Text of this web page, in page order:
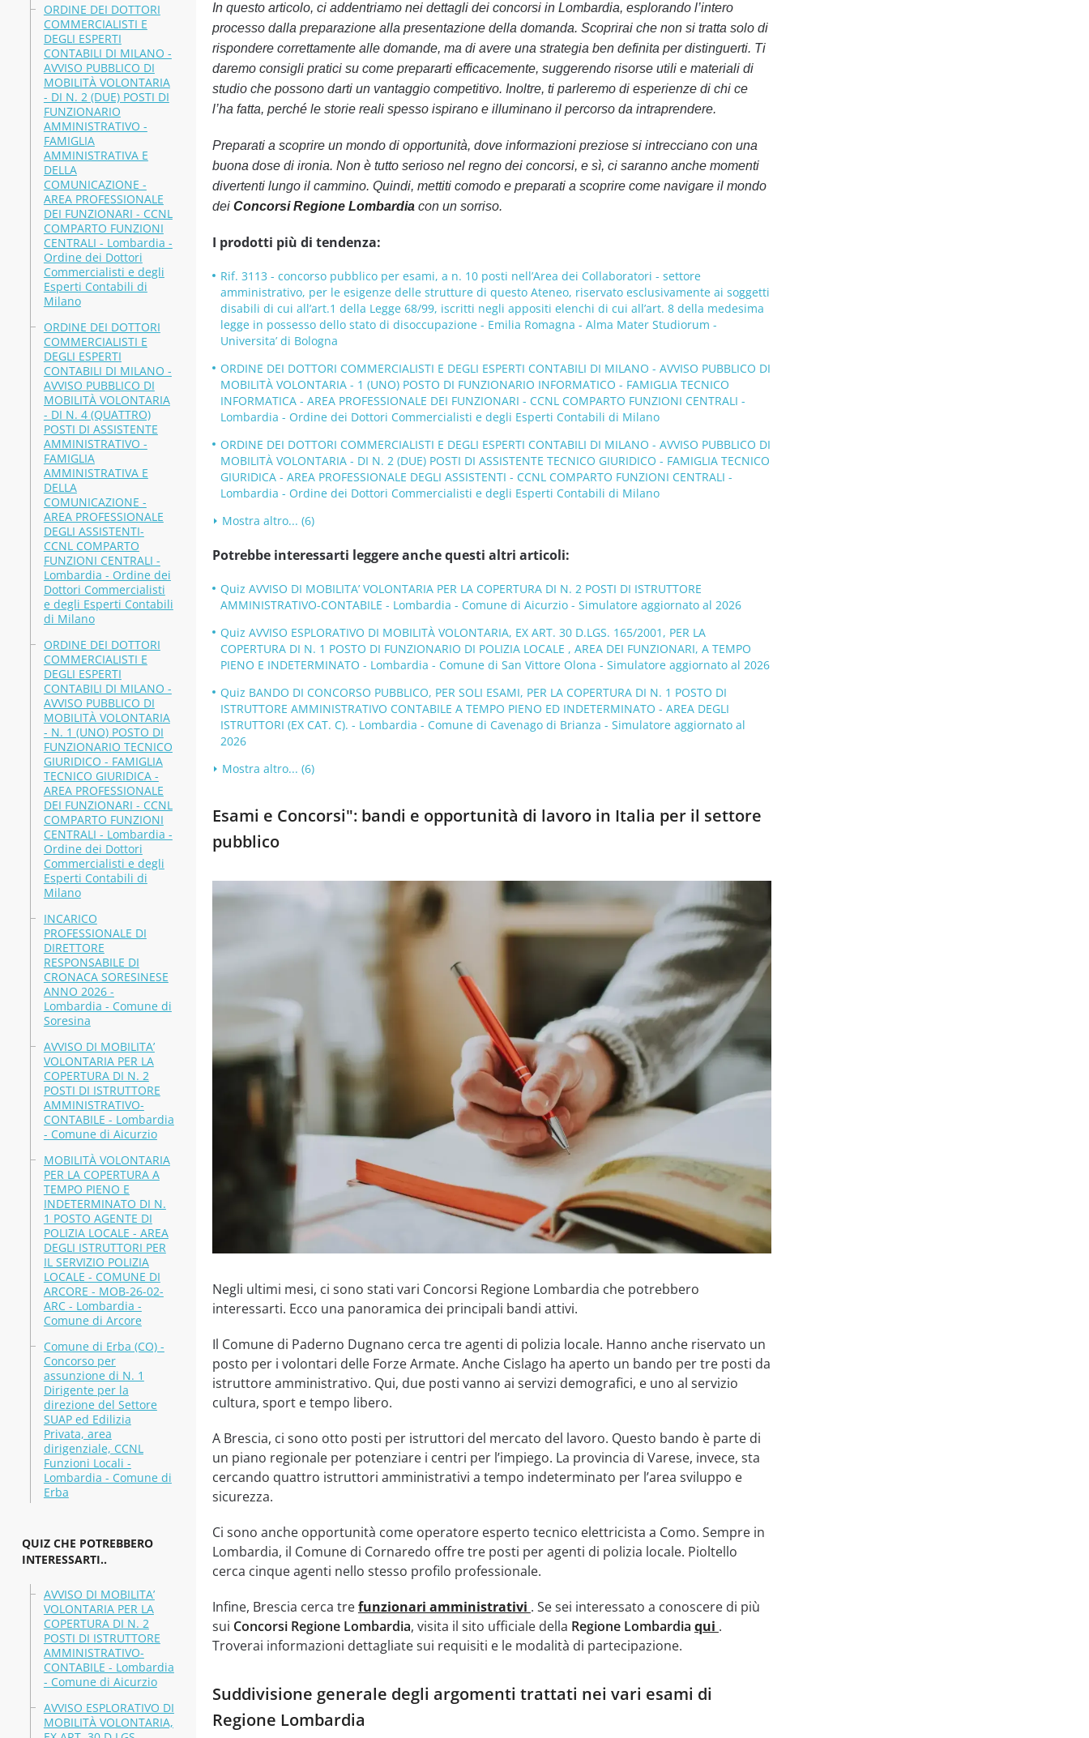
ORDINE DEI DOTTORI
COMMERCIALISTI E
DEGLI ESPERTI
CONTABILI DI MILANO -
AVVISO PUBBLICO DI
MOBILITÀ VOLONTARIA
- DI N. 2 (DUE) POSTI DI
FUNZIONARIO
AMMINISTRATIVO -
FAMIGLIA
AMMINISTRATIVA E
DELLA
COMUNICAZIONE -
AREA PROFESSIONALE
DEI FUNZIONARI - CCNL
COMPARTO FUNZIONI
CENTRALI - Lombardia -
Ordine dei Dottori
Commercialisti e degli
Esperti Contabili di
Milano
ORDINE DEI DOTTORI
COMMERCIALISTI E
DEGLI ESPERTI
CONTABILI DI MILANO -
AVVISO PUBBLICO DI
MOBILITÀ VOLONTARIA
- DI N. 4 (QUATTRO)
POSTI DI ASSISTENTE
AMMINISTRATIVO -
FAMIGLIA
AMMINISTRATIVA E
DELLA
COMUNICAZIONE -
AREA PROFESSIONALE
DEGLI ASSISTENTI-
CCNL COMPARTO
FUNZIONI CENTRALI -
Lombardia - Ordine dei
Dottori Commercialisti
e degli Esperti Contabili
di Milano
ORDINE DEI DOTTORI
COMMERCIALISTI E
DEGLI ESPERTI
CONTABILI DI MILANO -
AVVISO PUBBLICO DI
MOBILITÀ VOLONTARIA
- N. 1 (UNO) POSTO DI
FUNZIONARIO TECNICO
GIURIDICO - FAMIGLIA
TECNICO GIURIDICA -
AREA PROFESSIONALE
DEI FUNZIONARI - CCNL
COMPARTO FUNZIONI
CENTRALI - Lombardia -
Ordine dei Dottori
Commercialisti e degli
Esperti Contabili di
Milano
INCARICO
PROFESSIONALE DI
DIRETTORE
RESPONSABILE DI
CRONACA SORESINESE
ANNO 2026 -
Lombardia - Comune di
Soresina
AVVISO DI MOBILITA’
VOLONTARIA PER LA
COPERTURA DI N. 2
POSTI DI ISTRUTTORE
AMMINISTRATIVO-
CONTABILE - Lombardia
- Comune di Aicurzio
MOBILITÀ VOLONTARIA
PER LA COPERTURA A
TEMPO PIENO E
INDETERMINATO DI N.
1 POSTO AGENTE DI
POLIZIA LOCALE - AREA
DEGLI ISTRUTTORI PER
IL SERVIZIO POLIZIA
LOCALE - COMUNE DI
ARCORE - MOB-26-02-
ARC - Lombardia -
Comune di Arcore
Comune di Erba (CO) -
Concorso per
assunzione di N. 1
Dirigente per la
direzione del Settore
SUAP ed Edilizia
Privata, area
dirigenziale, CCNL
Funzioni Locali -
Lombardia - Comune di
Erba
QUIZ CHE POTREBBERO
INTERESSARTI..
AVVISO DI MOBILITA’
VOLONTARIA PER LA
COPERTURA DI N. 2
POSTI DI ISTRUTTORE
AMMINISTRATIVO-
CONTABILE - Lombardia
- Comune di Aicurzio
AVVISO ESPLORATIVO DI
MOBILITÀ VOLONTARIA,
In questo articolo, ci addentriamo nei dettagli dei concorsi in Lombardia, esplorando l’intero
processo dalla preparazione alla presentazione della domanda. Scoprirai che non si tratta solo di
rispondere correttamente alle domande, ma di avere una strategia ben definita per distinguerti. Ti
daremo consigli pratici su come prepararti efficacemente, suggerendo risorse utili e materiali di
studio che possono darti un vantaggio competitivo. Inoltre, ti parleremo di esperienze di chi ce
l’ha fatta, perché le storie reali spesso ispirano e illuminano il percorso da intraprendere.
Preparati a scoprire un mondo di opportunità, dove informazioni preziose si intrecciano con una
buona dose di ironia. Non è tutto serioso nel regno dei concorsi, e sì, ci saranno anche momenti
divertenti lungo il cammino. Quindi, mettiti comodo e preparati a scoprire come navigare il mondo
dei Concorsi Regione Lombardiacon un sorriso.
I prodotti più di tendenza:
Rif. 3113 - concorso pubblico per esami, a n. 10 posti nell’Area dei Collaboratori - settore
amministrativo, per le esigenze delle strutture di questo Ateneo, riservato esclusivamente ai soggetti
disabili di cui all’art.1 della Legge 68/99, iscritti negli appositi elenchi di cui all’art. 8 della medesima
legge in possesso dello stato di disoccupazione - Emilia Romagna - Alma Mater Studiorum -
Universita’ di Bologna
ORDINE DEI DOTTORI COMMERCIALISTI E DEGLI ESPERTI CONTABILI DI MILANO - AVVISO PUBBLICO DI
MOBILITÀ VOLONTARIA - 1 (UNO) POSTO DI FUNZIONARIO INFORMATICO - FAMIGLIA TECNICO
INFORMATICA - AREA PROFESSIONALE DEI FUNZIONARI - CCNL COMPARTO FUNZIONI CENTRALI -
Lombardia - Ordine dei Dottori Commercialisti e degli Esperti Contabili di Milano
ORDINE DEI DOTTORI COMMERCIALISTI E DEGLI ESPERTI CONTABILI DI MILANO - AVVISO PUBBLICO DI
MOBILITÀ VOLONTARIA - DI N. 2 (DUE) POSTI DI ASSISTENTE TECNICO GIURIDICO - FAMIGLIA TECNICO
GIURIDICA - AREA PROFESSIONALE DEGLI ASSISTENTI - CCNL COMPARTO FUNZIONI CENTRALI -
Lombardia - Ordine dei Dottori Commercialisti e degli Esperti Contabili di Milano
Mostra altro... (6)
Potrebbe interessarti leggere anche questi altri articoli:
Quiz AVVISO DI MOBILITA’ VOLONTARIA PER LA COPERTURA DI N. 2 POSTI DI ISTRUTTORE
AMMINISTRATIVO-CONTABILE - Lombardia - Comune di Aicurzio - Simulatore aggiornato al 2026
Quiz AVVISO ESPLORATIVO DI MOBILITÀ VOLONTARIA, EX ART. 30 D.LGS. 165/2001, PER LA
COPERTURA DI N. 1 POSTO DI FUNZIONARIO DI POLIZIA LOCALE , AREA DEI FUNZIONARI, A TEMPO
PIENO E INDETERMINATO - Lombardia - Comune di San Vittore Olona - Simulatore aggiornato al 2026
Quiz BANDO DI CONCORSO PUBBLICO, PER SOLI ESAMI, PER LA COPERTURA DI N. 1 POSTO DI
ISTRUTTORE AMMINISTRATIVO CONTABILE A TEMPO PIENO ED INDETERMINATO - AREA DEGLI
ISTRUTTORI (EX CAT. C). - Lombardia - Comune di Cavenago di Brianza - Simulatore aggiornato al
2026
Mostra altro... (6)
Esami e Concorsi": bandi e opportunità di lavoro in Italia per il settore
pubblico
Negli ultimi mesi, ci sono stati vari Concorsi Regione Lombardia che potrebbero
interessarti. Ecco una panoramica dei principali bandi attivi.
Il Comune di Paderno Dugnano cerca tre agenti di polizia locale. Hanno anche riservato un
posto per i volontari delle Forze Armate. Anche Cislago ha aperto un bando per tre posti da
istruttore amministrativo. Qui, due posti vanno ai servizi demografici, e uno al servizio
cultura, sport e tempo libero.
A Brescia, ci sono otto posti per istruttori del mercato del lavoro. Questo bando è parte di
un piano regionale per potenziare i centri per l’impiego. La provincia di Varese, invece, sta
cercando quattro istruttori amministrativi a tempo indeterminato per l’area sviluppo e
sicurezza.
Ci sono anche opportunità come operatore esperto tecnico elettricista a Como. Sempre in
Lombardia, il Comune di Cornaredo offre tre posti per agenti di polizia locale. Pioltello
cerca cinque agenti nello stesso profilo professionale.
Infine, Brescia cerca trefunzionari amministrativi . Se sei interessato a conoscere di più
sui Concorsi Regione Lombardia, visita il sito ufficiale della Regione Lombardia qui .
Troverai informazioni dettagliate sui requisiti e le modalità di partecipazione.
Suddivisione generale degli argomenti trattati nei vari esami di
Regione Lombardia